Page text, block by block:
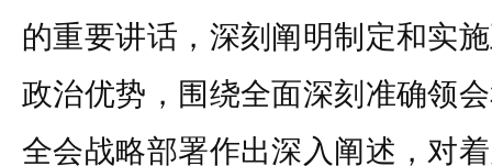
的重要讲话，深刻阐明制定和实
政治优势，围绕全面深刻准确领
全会战略部署作出深入阐述，对